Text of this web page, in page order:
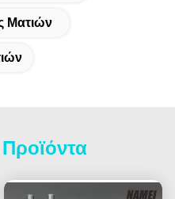
Ματιών
Προϊόντα